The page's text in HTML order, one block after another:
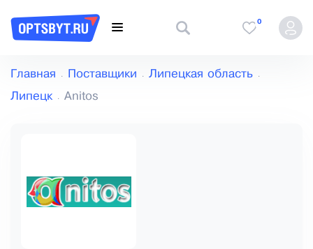
0
Главная Поставщики Липецкая область
Липецк Anitos